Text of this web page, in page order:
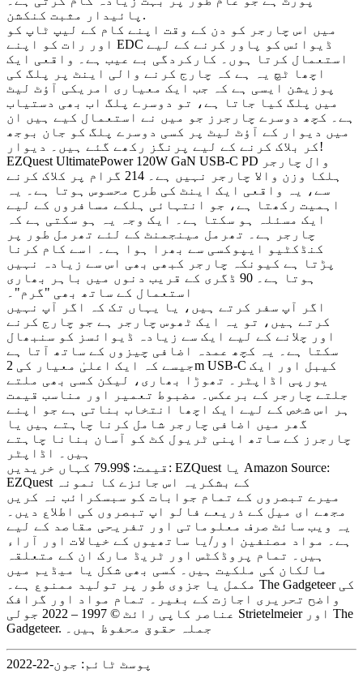
پائیدار مثبت کنکشن.
میں اس چارجر کو دن کے وقت اپنے کام کے لیپ ٹاپ کو
اور رات کو اپنے EDC ڈیوائس کو پاور کرنے کے لیے
استعمال کرتا ہوں۔ کارکردگی بے عیب ہے۔ واقعی ایک
اچھا ٹچ یہ ہے کہ چارج کرنے والی اینٹ پر پلگ کی
پوزیشن ایسی ہے کہ جب ایک معیاری امریکی آؤٹ لیٹ
میں پلگ کیا جاتا ہے، تو دوسرے پلگ اب بھی دستیاب
ہے۔ کچھ دوسرے چارجرز جو میں نے استعمال کیے ہیں ان
میں دیوار کے آؤٹ لیٹ پر کسی دوسرے پلگ کو جان بوجھ
کر بلاک کرنے کے لیے پرنگز رکھے گئے ہیں۔ دیوار!
EZQuest UltimatePower 120W GaN USB-C PD وال چارجر
ہلکا وزن والا چارجر نہیں ہے۔ 214 گرام پر کلاک کرنے
سے، یہ واقعی ایک اینٹ کی طرح محسوس ہوتا ہے۔ یہ
اہمیت رکھتا ہے، جو انتہائی ہلکے مسافروں کے لیے
ایک مسئلہ ہو سکتا ہے۔ ایک وجہ یہ ہو سکتی ہے کہ
چارجر ہے۔ تھرمل مینجمنٹ کے لئے تھرمل طور پر
کنڈکٹیو ایپوکسی سے بھرا ہوا ہے۔ اسے کام کرنا
پڑتا ہے کیونکہ چارجر کبھی بھی اس سے زیادہ نہیں
ہوتا ہے۔ 90 ڈگری کے قریب دنوں میں باہر بھاری
استعمال کے ساتھ بھی "گرم"۔
اگر آپ سفر کرتے ہیں، یا یہاں تک کہ اگر آپ نہیں
کرتے ہیں، تو یہ ایک ٹھوس چارجر ہے جو چارج کرنے
اور چلانے کے لیے ایک سے زیادہ ڈیوائسز کو سنبھال
سکتا ہے۔ یہ کچھ عمدہ اضافی چیزوں کے ساتھ آتا ہے
جیسے کہ ایک اعلیٰ معیار کی 2m USB-C کیبل اور ایک
یورپی اڈاپٹر۔ تھوڑا بھاری، لیکن کسی بھی ملتے
جلتے چارجر کے برعکس۔ مضبوط تعمیر اور مناسب قیمت
ہر اس شخص کے لیے ایک اچھا انتخاب بناتی ہے جو اپنے
گھر میں اضافی چارجر شامل کرنا چاہتے ہیں یا
چارجرز کے ساتھ اپنی ٹریول کٹ کو آسان بنانا چاہتے
ہیں۔ اڈاپٹر
قیمت: $79.99 کہاں خریدیں: EZQuest یا Amazon Source:
EZQuest کے بشکریہ اس جائزے کا نمونہ
میرے تبصروں کے تمام جوابات کو سبسکرائب نہ کریں
مجھے ای میل کے ذریعے فالو اپ تبصروں کی اطلاع دیں۔
یہ ویب سائٹ صرف معلوماتی اور تفریحی مقاصد کے لیے
ہے۔ مواد مصنفین اور/یا ساتھیوں کے خیالات اور آراء
ہیں۔ تمام پروڈکٹس اور ٹریڈ مارک ان کے متعلقہ
مالکان کی ملکیت ہیں۔ کسی بھی شکل یا میڈیم میں
مکمل یا جزوی طور پر تولید ممنوع ہے۔ The Gadgeteer کی
واضح تحریری اجازت کے بغیر۔ تمام مواد اور گرافک
عناصر کاپی رائٹ © 1997 – 2022 جولی Strietelmeier اور The
Gadgeteer. جملہ حقوق محفوظ ہیں۔
پوسٹ ٹائم: جون-22-2022